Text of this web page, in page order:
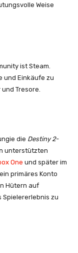
Weise
ist Steam.
und Einkäufe zu
Tresore.
die Destiny 2-
unterstützten
One und später im
primäres Konto
Hütern auf
zu